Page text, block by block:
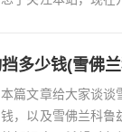
本篇文章给大家谈谈
钱，以及雪佛兰科鲁